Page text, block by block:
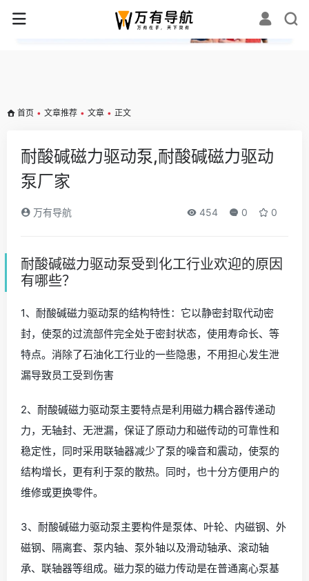
✕
首页 • 文章推荐 • 文章 • 正文
耐酸碱磁力驱动泵,耐酸碱磁力驱动
泵厂家
万有导航 454 0 0
耐酸碱磁力驱动泵受到化工行业欢迎的原因
有哪些？
1、耐酸碱磁力驱动泵的结构特性：它以静密封取代动密
封，使泵的过流部件完全处于密封状态，使用寿命长、等
特点。消除了石油化工行业的一些隐患，不用担心发生泄
漏导致员工受到伤害
2、耐酸碱磁力驱动泵主要特点是利用磁力耦合器传递动
力，无轴封、无泄漏，保证了原动力和磁传动的可靠性和
稳定性，同时采用联轴器减少了泵的噪音和震动，使泵的
结构增长，更有利于泵的散热。同时，也十分方便用户的
维修或更换零件。
3、耐酸碱磁力驱动泵主要构件是泵体、叶轮、内磁钢、外
磁钢、隔离套、泵内轴、泵外轴以及滑动轴承、滚动轴
承、联轴器等组成。磁力泵的磁力传动是在普通离心泵基